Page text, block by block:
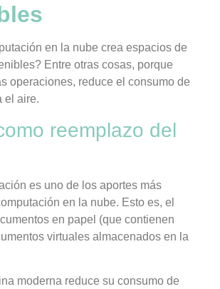
en la nube crea espacios de
Entre otras cosas, porque
operaciones, reduce el consumo de
el aire.
reemplazo del
es uno de los aportes más
en la nube. Esto es, el
en papel (que contienen
virtuales almacenados en la
moderna reduce su consumo de